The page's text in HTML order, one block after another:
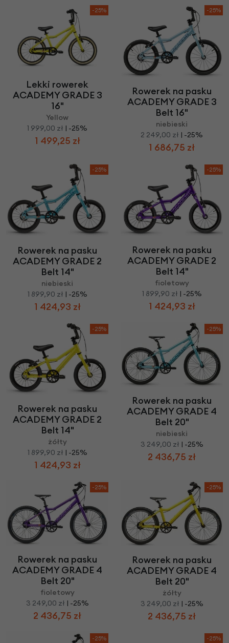
-25%
Lekki rowerek
ACADEMY GRADE 3
16"
Yellow
1 999,00 zł | -25%
1 499,25 zł
-25%
Rowerek na pasku
ACADEMY GRADE 3
Belt 16"
niebieski
2 249,00 zł | -25%
1 686,75 zł
-25%
Rowerek na pasku
ACADEMY GRADE 2
Belt 14"
niebieski
1 899,90 zł | -25%
1 424,93 zł
-25%
Rowerek na pasku
ACADEMY GRADE 2
Belt 14"
fioletowy
1 899,90 zł | -25%
1 424,93 zł
-25%
Rowerek na pasku
ACADEMY GRADE 2
Belt 14"
żółty
1 899,90 zł | -25%
1 424,93 zł
-25%
Rowerek na pasku
ACADEMY GRADE 4
Belt 20"
niebieski
3 249,00 zł | -25%
2 436,75 zł
-25%
Rowerek na pasku
ACADEMY GRADE 4
Belt 20"
fioletowy
3 249,00 zł | -25%
2 436,75 zł
-25%
Rowerek na pasku
ACADEMY GRADE 4
Belt 20"
żółty
3 249,00 zł | -25%
2 436,75 zł
-25% -25%